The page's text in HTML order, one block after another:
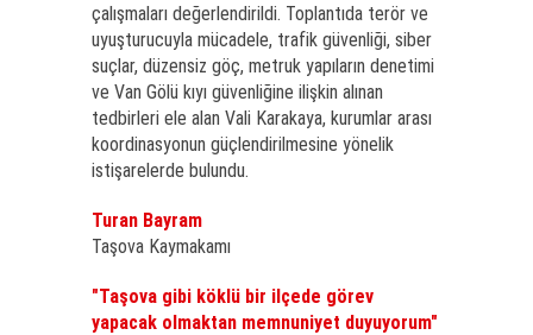
çalışmaları değerlendirildi. Toplantıda terör ve
uyuşturucuyla mücadele, trafik güvenliği, siber
suçlar, düzensiz göç, metruk yapıların denetimi
ve Van Gölü kıyı güvenliğine ilişkin alınan
tedbirleri ele alan Vali Karakaya, kurumlar arası
koordinasyonun güçlendirilmesine yönelik
istişarelerde bulundu.
Turan Bayram
Taşova Kaymakamı
"Taşova gibi köklü bir ilçede görev
yapacak olmaktan memnuniyet duyuyorum"